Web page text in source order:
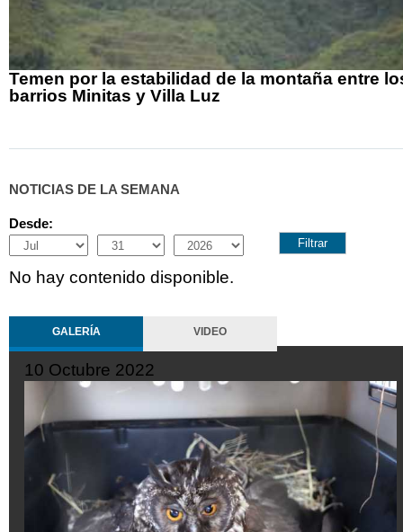
Temen por la estabilidad de la montaña entre
barrios Minitas y Villa Luz
NOTICIAS DE LA SEMANA
Desde:
Month
Day Year
No hay contenido disponible.
GALERÍA VIDEO
10 Octubre 2022